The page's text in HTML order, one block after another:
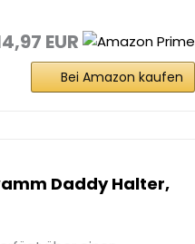
EUR
Bei Amazon kaufen
Daddy Halter,